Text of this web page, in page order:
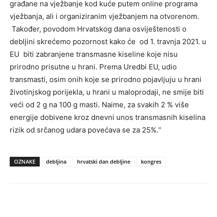
građane na vježbanje kod kuće putem online programa
vježbanja, ali i organiziranim vježbanjem na otvorenom.
Također, povodom Hrvatskog dana osviještenosti o
debljini skrećemo pozornost kako će od 1. travnja 2021. u
EU biti zabranjene transmasne kiseline koje nisu
prirodno prisutne u hrani. Prema Uredbi EU, udio
transmasti, osim onih koje se prirodno pojavljuju u hrani
životinjskog porijekla, u hrani u maloprodaji, ne smije biti
veći od 2 g na 100 g masti. Naime, za svakih 2 % više
energije dobivene kroz dnevni unos transmasnih kiselina
rizik od srčanog udara povećava se za 25%.“
OZNAKE debljina hrvatski dan debljine kongres